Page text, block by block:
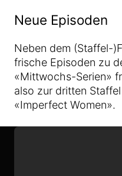
Neue Episoden
Neben dem (Staffel-
frische Episoden zu
«Mittwochs-Serien»
also zur dritten
«Imperfect Women».